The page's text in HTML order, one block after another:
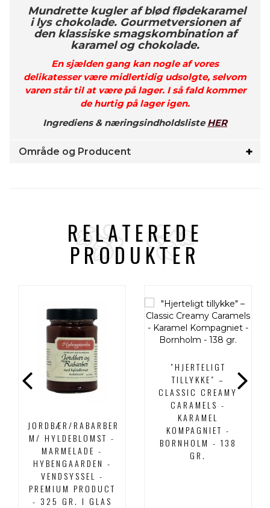
Mundrette kugler af blød flødekaramel
i lys chokolade. Gourmetversionen af
den klassiske smagskombination af
karamel og chokolade.
En sjælden gang kan nogle af vores
delikatesser være midlertidig udsolgte, selvom
varen står til at være på lager. I så fald kommer
de hurtig på lager igen.
Ingrediens & næringsindholdsliste HER
Område og Producent
RELATEREDE
PRODUKTER
JORDBÆR/RABARBER
M/ HYLDEBLOMST -
MARMELADE -
HYBENGAARDEN -
VENDSYSSEL -
PREMIUM PRODUCT
- 325 GR. I GLAS
"HJERTELIGT
TILLYKKE" –
CLASSIC CREAMY
CARAMELS -
KARAMEL
KOMPAGNIET -
BORNHOLM - 138
GR.